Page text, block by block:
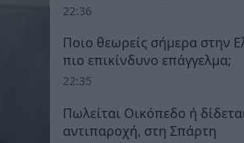
22:36
Ποιο θεωρείς σήμερα στην
πιο επικίνδυνο επάγγελμα;
22:35
Πωλείται Οικόπεδο ή
αντιπαροχή, στη Σπάρτη